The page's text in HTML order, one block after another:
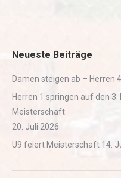
Neueste Beiträge
Damen steigen ab – Herren
Herren 1 springen auf den
Meisterschaft
20. Juli 2026
U9 feiert Meisterschaft 14.